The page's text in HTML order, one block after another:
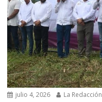
julio 4, 2026 La Redacción